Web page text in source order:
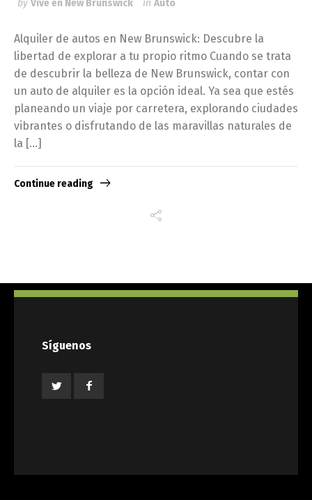
by Vive en New Brunswick in Auto
Alquiler de autos en New Brunswick: Descubre la
libertad de explorar a tu propio ritmo Cuando se trata
de descubrir la belleza de New Brunswick, contar con
un auto de alquiler es la opción ideal. Ya sea que estés
planeando un viaje por carretera, explorando ciudades
vibrantes o disfrutando de las maravillas naturales de
la […]
Continue reading
Síguenos